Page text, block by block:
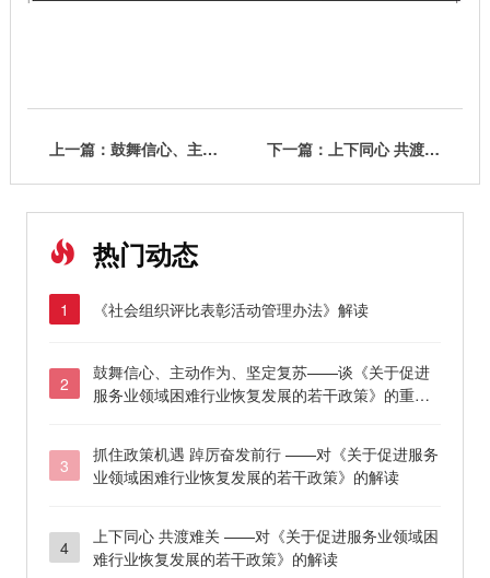
上一篇：鼓舞信心、主动作为、坚定复苏——谈《关于促进服务业领域困难行业恢复发展的若干政策》的重要作用 下一篇：上下同心 共渡难关 ——对《关于促进服务业领域困难行业恢复发展的若干政策》的解读
热门动态
1 《社会组织评比表彰活动管理办法》解读
2
鼓舞信心、主动作为、坚定复苏——谈《关于促进
服务业领域困难行业恢复发展的若干政策》的重要
3
抓住政策机遇 踔厉奋发前行 ——对《关于促进服务
业领域困难行业恢复发展的若干政策》的解读
4
上下同心 共渡难关 ——对《关于促进服务业领域困
难行业恢复发展的若干政策》的解读